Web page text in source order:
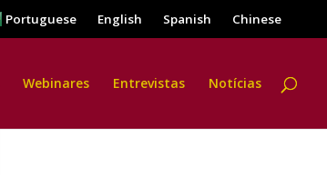
Portuguese English Spanish Chinese
Webinares Entrevistas Notícias